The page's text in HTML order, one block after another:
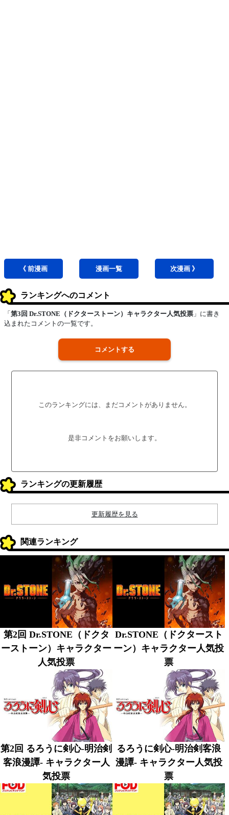
《 前漫画 漫画一覧 次漫画》
ランキングへのコメント
「 第3回 Dr.STONE（ドクターストーン）キャラクター人気投票 」に書き
込まれたコメントの一覧です。
コメントする
このランキングには、まだコメントがありません。
是非コメントをお願いします。
ランキングの更新履歴
更新履歴を見る
関連ランキング
第2回 Dr.STONE（ドクタ
ーストーン）キャラクター
人気投票
Dr.STONE（ドクタースト
ーン）キャラクター人気投
票
第2回 るろうに剣心-明治剣
客浪漫譚- キャラクター人
気投票
るろうに剣心-明治剣客浪
漫譚- キャラクター人気投
票